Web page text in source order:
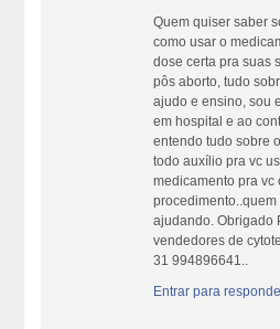
Quem quiser saber
como usar o
dose certa pra suas
pôs aborto, tudo
ajudo e ensino, sou
em hospital e ao
entendo tudo sobre
todo auxílio pra vc
medicamento pra vc
ajudando. Obrigado
vendedores de
31 994896641..
Entrar para